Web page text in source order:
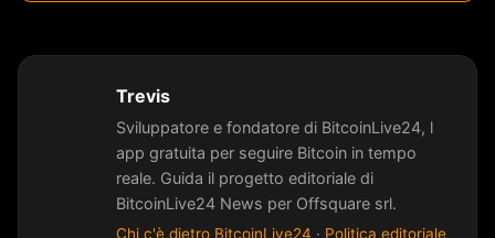
Trevis
Sviluppatore e fondatore di BitcoinLive24, l
app gratuita per seguire Bitcoin in tempo
reale. Guida il progetto editoriale di
BitcoinLive24 News per Offsquare srl.
Chi c'è dietro BitcoinLive24 · Politica editoriale